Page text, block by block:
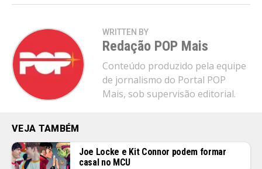
WRITTEN BY
Redação POP Mais
Conteúdo produzido pela equipe
de jornalismo do Portal POP
Mais, sob supervisão editorial.
VEJA TAMBÉM
Joe Locke e Kit Connor podem formar
casal no MCU